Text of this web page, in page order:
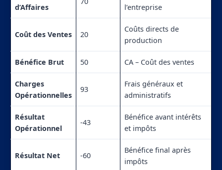
d’Affaires
l’entreprise
Coût des Ventes 20
Coûts directs de
production
Bénéfice Brut 50 CA – Coût des ventes
Charges
Opérationnelles
93
Frais généraux et
administratifs
Résultat
Opérationnel
-43
Bénéfice avant intérêts
et impôts
Résultat Net -60
Bénéfice final après
impôts